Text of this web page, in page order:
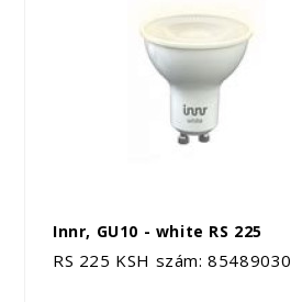
Innr, GU10 - white RS 225
RS 225 KSH szám: 85489030